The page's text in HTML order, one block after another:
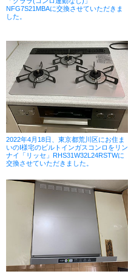
NFG7S21MBAに交換させていただきま
した。
2022年4月18日、東京都荒川区にお住ま
いのI様宅のビルトインガスコンロをリン
ナイ「リッセ」RHS31W32L24RSTWに
交換させていただきました。